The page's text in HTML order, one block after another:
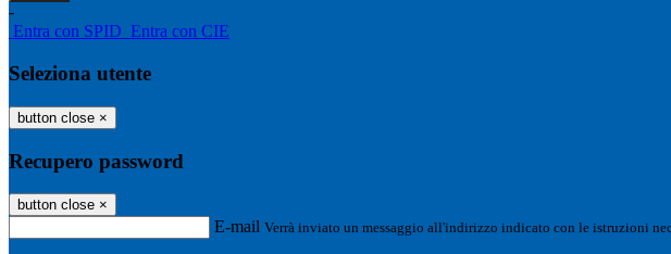
-
Entra con SPID Entra con CIE
Seleziona utente
button close ×
Recupero password
button close ×
E-mail Verrà inviato un messaggio all'indirizzo indicato con le istruzioni